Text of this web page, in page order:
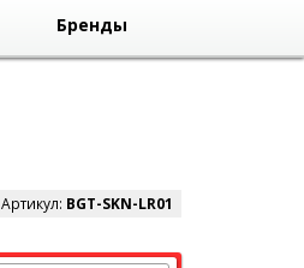
Бренды
Артикул: BGT-SKN-LR01